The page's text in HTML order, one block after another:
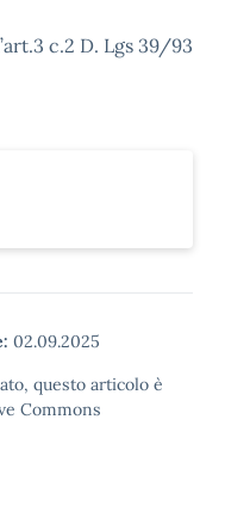
c.2 D. Lgs 39/93
02.09.2025
questo articolo è
Commons